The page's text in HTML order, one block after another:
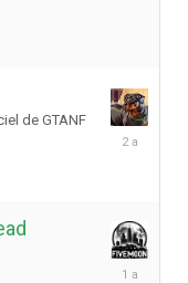
de GTANF
13
14